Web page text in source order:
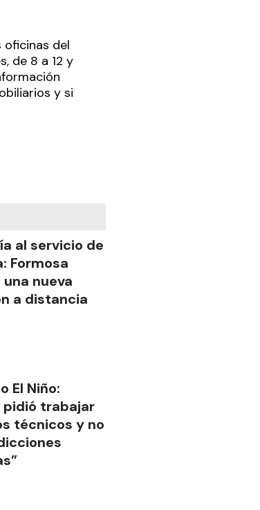
oficinas del
de 8 a 12 y
y si
al servicio de
Formosa
nueva
a distancia
El Niño:
pidió trabajar
técnicos y no